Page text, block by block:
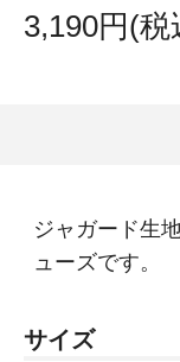
3,190円(税
ジャガード生
ューズです。
サイズ